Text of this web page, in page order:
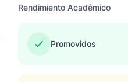
Rendimiento Académico
Promovidos